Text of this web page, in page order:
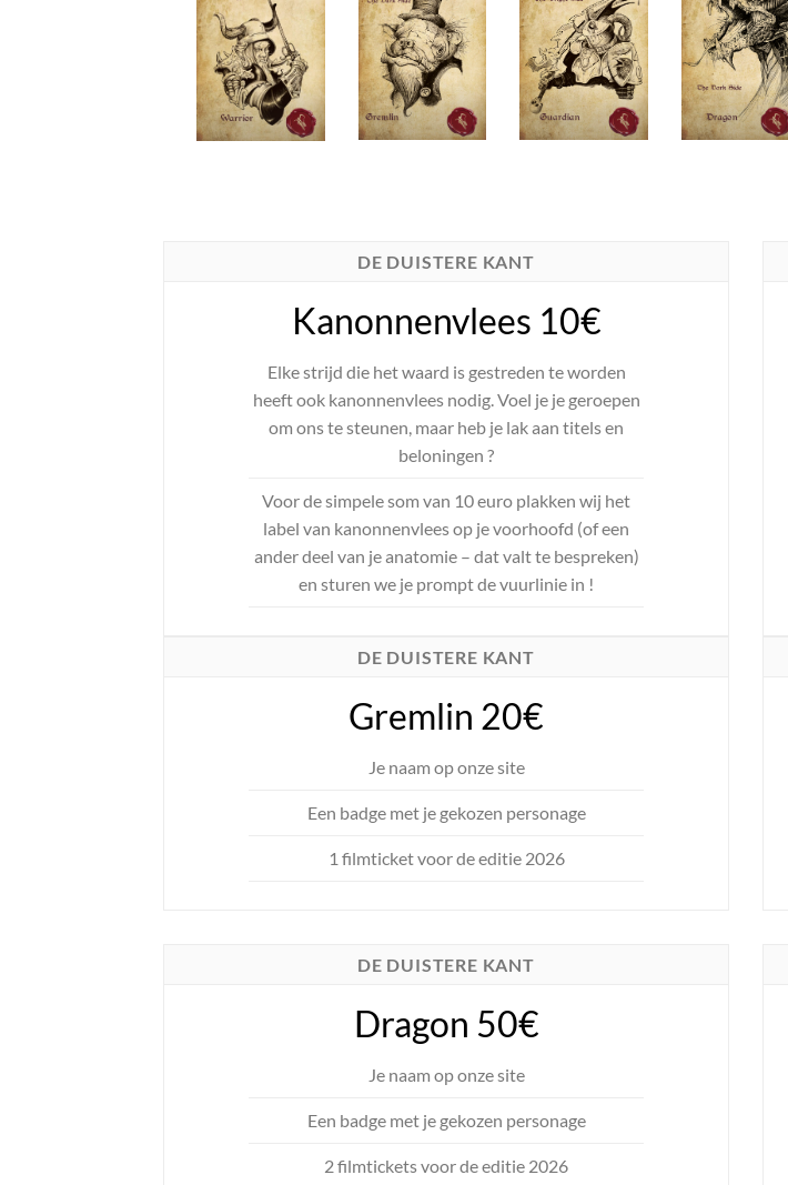
DE DUISTERE KANT
Kanonnenvlees 10€
Elke strijd die het waard is gestreden te worden
heeft ook kanonnenvlees nodig. Voel je je geroepen
om ons te steunen, maar heb je lak aan titels en
beloningen ?
Voor de simpele som van 10 euro plakken wij het
label van kanonnenvlees op je voorhoofd (of een
ander deel van je anatomie – dat valt te bespreken)
en sturen we je prompt de vuurlinie in !
DE DUISTERE KANT
Gremlin 20€
Je naam op onze site
Een badge met je gekozen personage
1 filmticket voor de editie 2026
DE DUISTERE KANT
Dragon 50€
Je naam op onze site
Een badge met je gekozen personage
2 filmtickets voor de editie 2026